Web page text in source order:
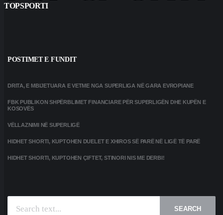
TOPSPORTI
POSTIMET E FUNDIT
DRITA, E MBIJETUARA E VETME NGA SUPERLIGA NË GARA EVROPIANE
FBK PUBLIKON SHPËRBLIMET FINANCIARE PËR SUPERLIGËN DHE KUPËN E
KOSOVËS
VËLLAZNIMI NË SUPERLIGË
HIDHET SHORTI, KUPTOHEN DUELET E XHIROS SË PARË NË LIGË TË PARË
HIDHET SHORTI, KUPTOHEN ÇIFTET, STINORI NIS ME DERBI!
SEARCH